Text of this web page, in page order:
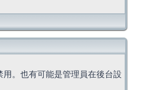
。也有可能是管理員在後台設